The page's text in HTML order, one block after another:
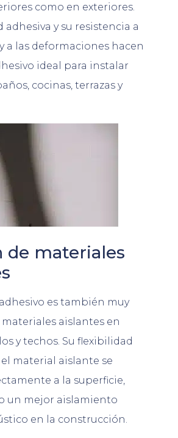
como en exteriores.
adhesiva y su resistencia a
a las deformaciones hacen
ideal para instalar
cocinas, terrazas y
de materiales
es también muy
aislantes en
y techos. Su flexibilidad
material aislante se
a la superficie,
un mejor aislamiento
en la construcción.